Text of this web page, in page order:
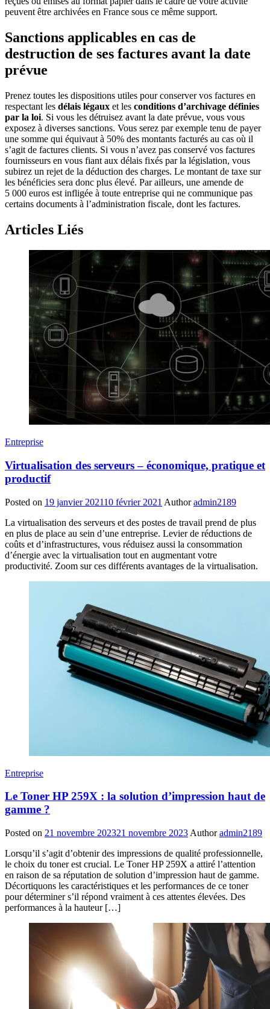
peuvent être archivées en France sous ce même support.
Sanctions applicables en cas de
destruction de ses factures avant la date
prévue
Prenez toutes les dispositions utiles pour conserver vos factures en
respectant les délais légaux et les conditions d’archivage définies
par la loi. Si vous les détruisez avant la date prévue, vous vous
exposez à diverses sanctions. Vous serez par exemple tenu de payer
une somme qui équivaut à 50% des montants facturés au cas où il
s’agit de factures clients. Si vous n’avez pas conservé vos factures
fournisseurs en vous fiant aux délais fixés par la législation, vous
subirez un rejet de la déduction des charges. Le montant de taxe sur
les bénéficies sera donc plus élevé. Par ailleurs, une amende de
5 000 euros est infligée à toute entreprise qui ne communique pas
certains documents à l’administration fiscale, dont les factures.
Articles Liés
Entreprise
Virtualisation des serveurs – économique, pratique et
productif
Posted on 19 janvier 202110 février 2021 Author admin2189
La virtualisation des serveurs et des postes de travail prend de plus
en plus de place au sein d’une entreprise. Levier de réductions de
coûts et d’infrastructures, vous réduisez aussi la consommation
d’énergie avec la virtualisation tout en augmentant votre
productivité. Zoom sur ces différents avantages de la virtualisation.
Entreprise
Le Toner HP 259X : la solution d’impression haut de
gamme ?
Posted on 21 novembre 202321 novembre 2023 Author admin2189
Lorsqu’il s’agit d’obtenir des impressions de qualité professionnelle,
le choix du toner est crucial. Le Toner HP 259X a attiré l’attention
en raison de sa réputation de solution d’impression haut de gamme.
Décortiquons les caractéristiques et les performances de ce toner
pour déterminer s’il répond vraiment à ces attentes élevées. Des
performances à la hauteur […]